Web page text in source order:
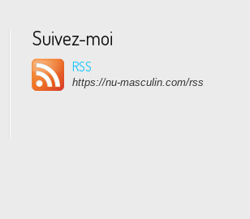
Suivez-moi
RSS
https://nu-masculin.com/rss